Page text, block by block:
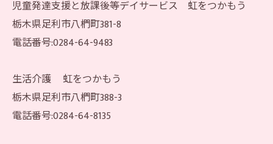
児童発達支援と放課後等デイサービス 虹をつかもう
栃木県足利市八椚町381-8
電話番号:0284-64-9483
生活介護 虹をつかもう
栃木県足利市八椚町388-3
電話番号:0284-64-8135